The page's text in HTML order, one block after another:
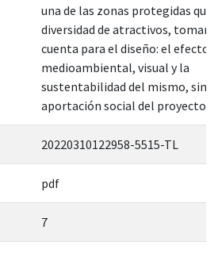
una de las zonas protegidas que
diversidad de atractivos,
cuenta para el diseño: el efecto
medioambiental, visual y la
sustentabilidad del mismo, sin
aportación social del proyecto".
20220310122958-5515-TL
pdf
7